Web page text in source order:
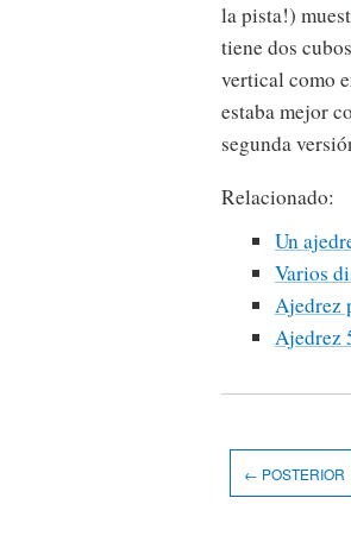
la pista!)
tiene dos
vertical como
estaba mejor
segunda
Relacionado:
Un
Varios
Ajedrez
Ajedrez
← POSTERIOR